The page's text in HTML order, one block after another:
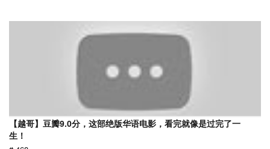
【越哥】豆瓣9.0分，这部绝版华语电影，看完就像是过完了一
生！